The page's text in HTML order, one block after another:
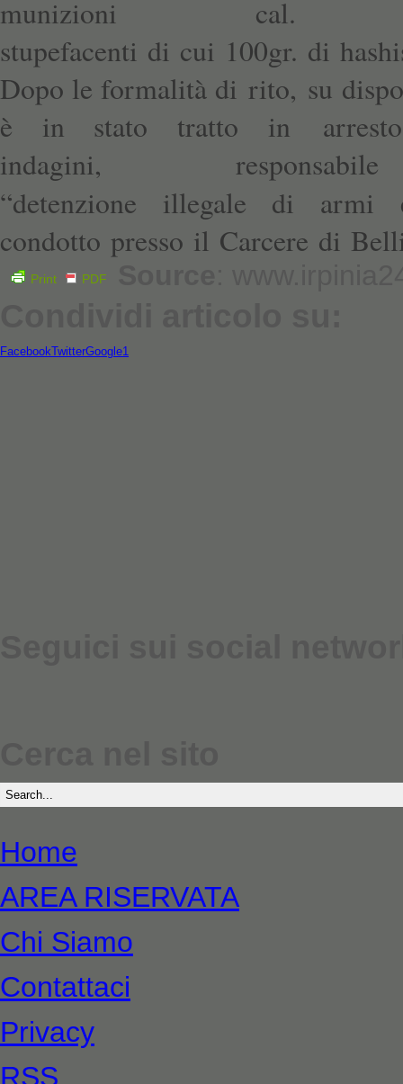
munizioni
stupefacenti di cui 100gr. di
Dopo le formalità di rito, su
è in stato tratto in
indagini,
“detenzione illegale di armi
condotto presso il Carcere di
Print PDF
FacebookTwitterGoogle1
Home
AREA RISERVATA
Chi Siamo
Contattaci
Privacy
RSS